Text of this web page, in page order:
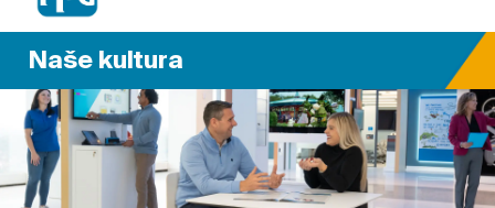
Naše kultura